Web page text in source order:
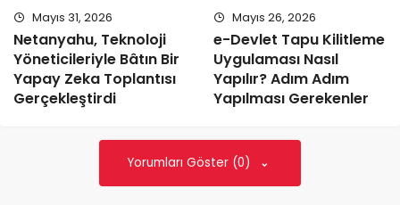
Mayıs 31, 2026
Netanyahu, Teknoloji
Yöneticileriyle Bâtın Bir
Yapay Zeka Toplantısı
Gerçekleştirdi
Mayıs 26, 2026
e-Devlet Tapu Kilitleme
Uygulaması Nasıl
Yapılır? Adım Adım
Yapılması Gerekenler
Yorumları Göster (0)